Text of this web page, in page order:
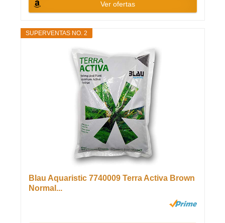
Ver ofertas
SUPERVENTAS NO. 2
Blau Aquaristic 7740009 Terra Activa Brown
Normal...